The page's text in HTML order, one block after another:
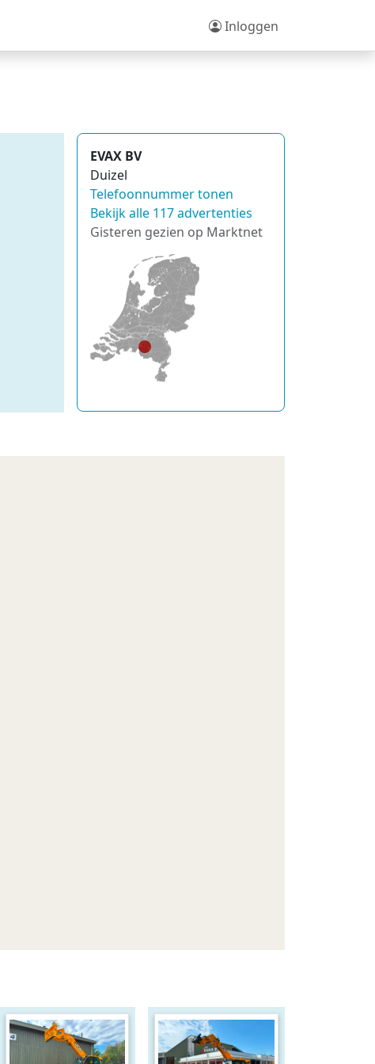
Inloggen
EVAX BV
Duizel
Telefoonnummer tonen
Bekijk alle 117 advertenties
Gisteren gezien op Marktnet